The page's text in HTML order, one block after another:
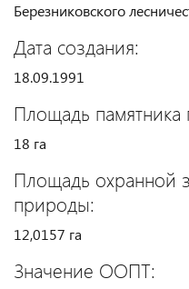
Березниковского
Дата создания:
18.09.1991
Площадь
18 га
Площадь охранной
природы:
12,0157 га
Значение ООПТ: